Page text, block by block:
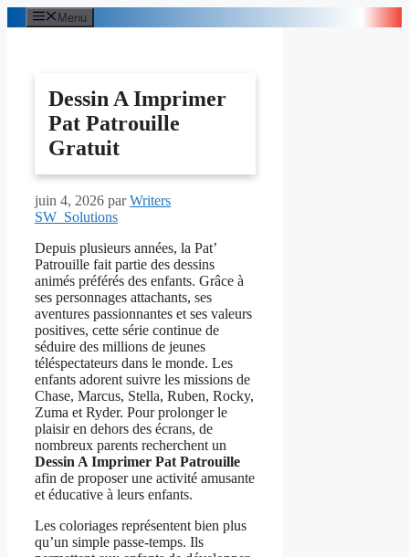
Aller
au
Menu
Dessin A Imprimer
Pat Patrouille
Gratuit
juin 4, 2026 parWriters
SW_Solutions
Depuis plusieurs années, la Pat’
Patrouille fait partie des dessins
animés préférés des enfants. Grâce à
ses personnages attachants, ses
aventures passionnantes et ses valeurs
positives, cette série continue de
séduire des millions de jeunes
téléspectateurs dans le monde. Les
enfants adorent suivre les missions de
Chase, Marcus, Stella, Ruben, Rocky,
Zuma et Ryder. Pour prolonger le
plaisir en dehors des écrans, de
nombreux parents recherchent un
Dessin A Imprimer Pat Patrouille
afin de proposer une activité amusante
et éducative à leurs enfants.
Les coloriages représentent bien plus
qu’un simple passe-temps. Ils